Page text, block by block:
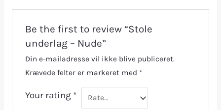
Be the first to review “Stole
underlag – Nude”
Din e-mailadresse vil ikke blive publiceret.
Krævede felter er markeret med *
Your rating *